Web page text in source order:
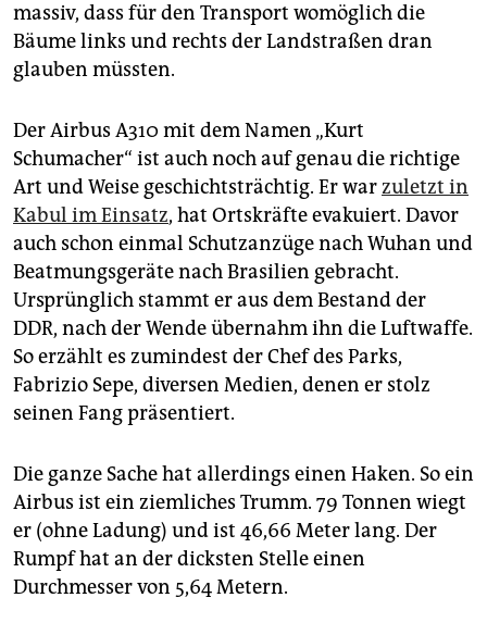
massiv, dass für den Transport womöglich die
Bäume links und rechts der Landstraßen dran
glauben müssten.
Der Airbus A310 mit dem Namen „Kurt
Schumacher“ ist auch noch auf genau die richtige
Art und Weise geschichtsträchtig. Er warzuletzt in
Kabul im Einsatz, hat Ortskräfte evakuiert. Davor
auch schon einmal Schutzanzüge nach Wuhan und
Beatmungsgeräte nach Brasilien gebracht.
Ursprünglich stammt er aus dem Bestand der
DDR, nach der Wende übernahm ihn die Luftwaffe.
So erzählt es zumindest der Chef des Parks,
Fabrizio Sepe, diversen Medien, denen er stolz
seinen Fang präsentiert.
Die ganze Sache hat allerdings einen Haken. So ein
Airbus ist ein ziemliches Trumm. 79 Tonnen wiegt
er (ohne Ladung) und ist 46,66 Meter lang. Der
Rumpf hat an der dicksten Stelle einen
Durchmesser von 5,64 Metern.